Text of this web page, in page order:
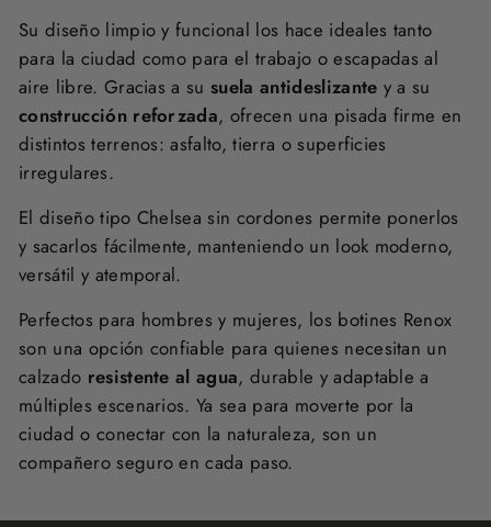
Su diseño limpio y funcional los hace ideales tanto
para la ciudad como para el trabajo o escapadas al
aire libre. Gracias a susuela antideslizante y a su
construcción reforzada, ofrecen una pisada firme en
distintos terrenos: asfalto, tierra o superficies
irregulares.
El diseño tipo Chelsea sin cordones permite ponerlos
y sacarlos fácilmente, manteniendo un look moderno,
versátil y atemporal.
Perfectos para hombres y mujeres, los botines Renox
son una opción confiable para quienes necesitan un
calzado resistente al agua, durable y adaptable a
múltiples escenarios. Ya sea para moverte por la
ciudad o conectar con la naturaleza, son un
compañero seguro en cada paso.